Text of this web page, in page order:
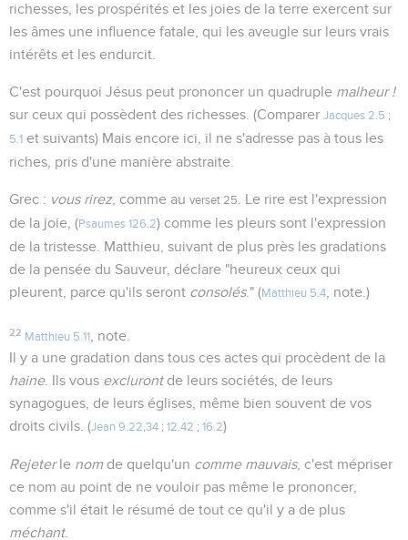
richesses, les prospérités et les joies de la terre exercent sur
les âmes une influence fatale, qui les aveugle sur leurs vrais
intérêts et les endurcit.
C'est pourquoi Jésus peut prononcer un quadruple malheur !
sur ceux qui possèdent des richesses. (Comparer Jacques 2.5 ;
5.1 et suivants) Mais encore ici, il ne s'adresse pas à tous les
riches, pris d'une manière abstraite.
Grec : vous rirez, comme au verset 25
. Le rire est l'expression
de la joie, (Psaumes 126.2) comme les pleurs sont l'expression
de la tristesse. Matthieu, suivant de plus près les gradations
de la pensée du Sauveur, déclare "heureux ceux qui
pleurent, parce qu'ils seront consolés." (Matthieu 5.4 , note.)
22 Matthieu 5.11
, note.
Il y a une gradation dans tous ces actes qui procèdent de la
haine. Ils vous exclurontde leurs sociétés, de leurs
synagogues, de leurs églises, même bien souvent de vos
droits civils. (Jean 9.22 34 ; 12.42 ; 16.2)
Rejeterle nom de quelqu'un comme mauvais, c'est mépriser
ce nom au point de ne vouloir pas même le prononcer,
comme s'il était le résumé de tout ce qu'il y a de plus
méchant.